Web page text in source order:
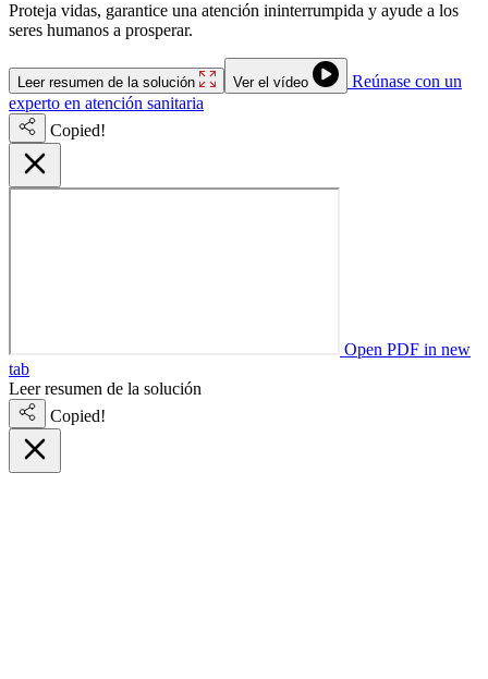
Proteja vidas, garantice una atención ininterrumpida y ayude a los
seres humanos a prosperar.
Leer resumen de la solución Ver el vídeo
Reúnase con un
experto en atención sanitaria
Copied!
Open PDF in new
tab
Leer resumen de la solución
Copied!